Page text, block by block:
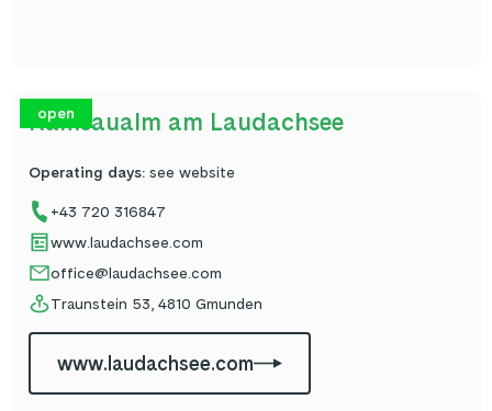
open
Ramsaualm am Laudachsee
Operating days: see website
+43 720 316847
www.laudachsee.com
office@laudachsee.com
Traunstein 53, 4810 Gmunden
www.laudachsee.com